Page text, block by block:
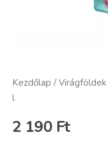
Kezdőlap /Virágföldek
l
2 190 Ft